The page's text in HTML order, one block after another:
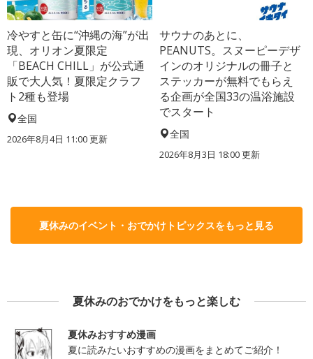
冷やすと缶に“沖縄の海”が出
現、オリオン夏限定
「BEACH CHILL」が公式通
販で大人気！夏限定クラフ
ト2種も登場
全国
2026年8月4日 11:00更新
サウナのあとに、
PEANUTS。スヌーピーデザ
インのオリジナルの冊子と
ステッカーが無料でもらえ
る企画が全国33の温浴施設
でスタート
全国
2026年8月3日 18:00更新
夏休みのイベント・おでかけトピックスをもっと見る
夏休みのおでかけをもっと楽しむ
夏休みおすすめ漫画
夏に読みたいおすすめの漫画をまとめてご紹介！